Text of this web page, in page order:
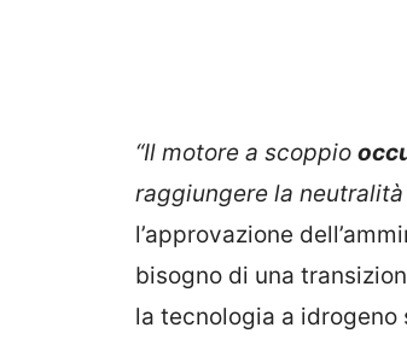
“Il motore a scoppio
raggiungere la
l’approvazione
bisogno di una
la tecnologia a